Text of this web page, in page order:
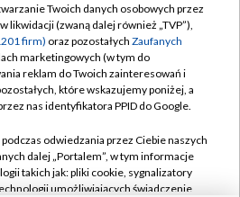
TVP
prywatności
Moje zgody
Pomoc
Kontakt
Twoich danych osobowych przez
likwidacji (zwaną dalej również „TVP”),
firm) oraz pozostałych Zaufanych
marketingowych (w tym do
reklam do Twoich zainteresowań i
które wskazujemy poniżej, a
nas identyfikatora PPID do Google.
odwiedzania przez Ciebie naszych
dalej „Portalem”, w tym informacje
takich jak: pliki cookie, sygnalizatory
umożliwiających świadczenie